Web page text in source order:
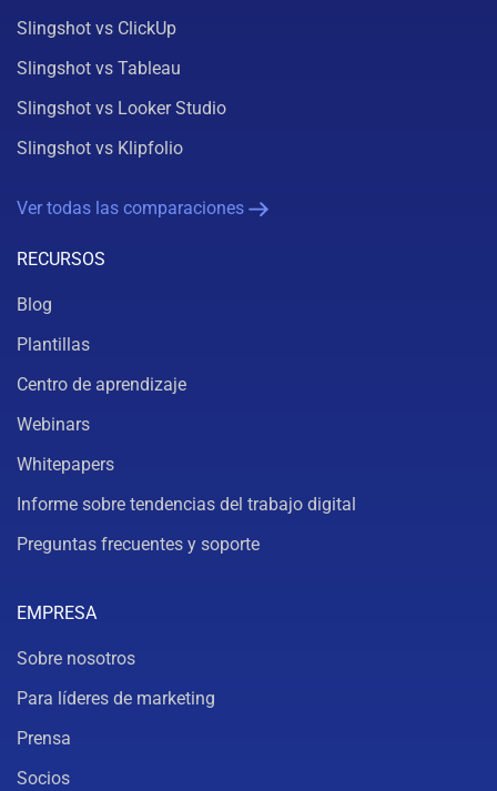
Slingshot vs ClickUp
Slingshot vs Tableau
Slingshot vs Looker Studio
Slingshot vs Klipfolio
Ver todas las comparaciones
RECURSOS
Blog
Plantillas
Centro de aprendizaje
Webinars
Whitepapers
Informe sobre tendencias del trabajo digital
Preguntas frecuentes y soporte
EMPRESA
Sobre nosotros
Para líderes de marketing
Prensa
Socios